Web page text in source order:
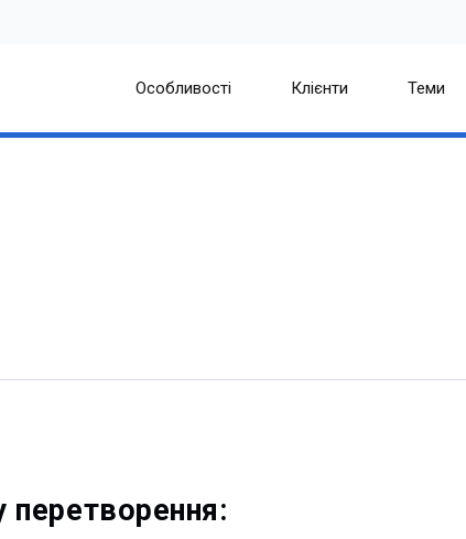
Особливості Клієнти Теми